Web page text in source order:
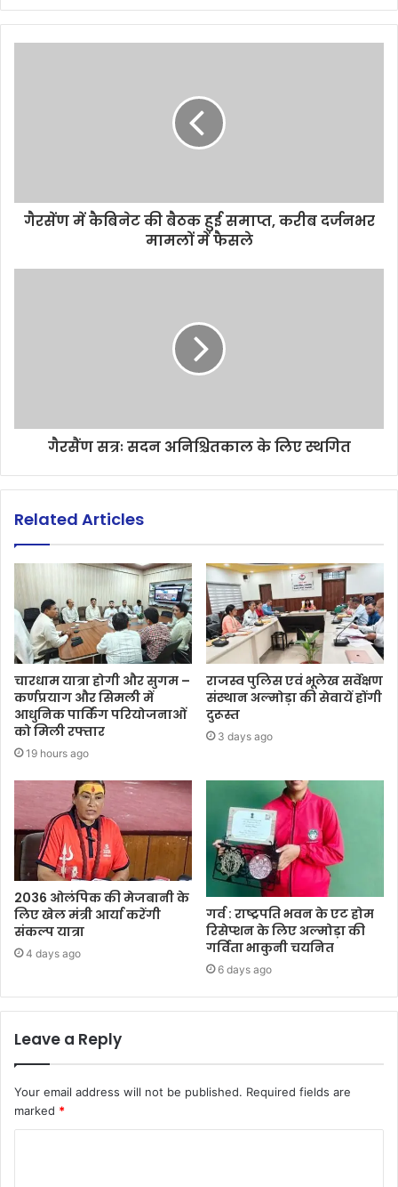
गैरसेंण में कैबिनेट की बैठक हुई समाप्त, करीब दर्जनभर
मामलों में फैसले
गैरसैंण सत्रः सदन अनिश्चितकाल के लिए स्थगित
Related Articles
चारधाम यात्रा होगी और सुगम –
कर्णप्रयाग और सिमली में
आधुनिक पार्किंग परियोजनाओं
को मिली रफ्तार
19 hours ago
राजस्व पुलिस एवं भूलेख सर्वेक्षण
संस्थान अल्मोड़ा की सेवायें होंगी
दुरूस्त
3 days ago
2036 ओलंपिक की मेजबानी के
लिए खेल मंत्री आर्या करेंगी
संकल्प यात्रा
4 days ago
गर्व : राष्ट्रपति भवन के एट होम
रिसेप्शन के लिए अल्मोड़ा की
गर्विता भाकुनी चयनित
6 days ago
Leave a Reply
Your email address will not be published. Required fields are
marked *